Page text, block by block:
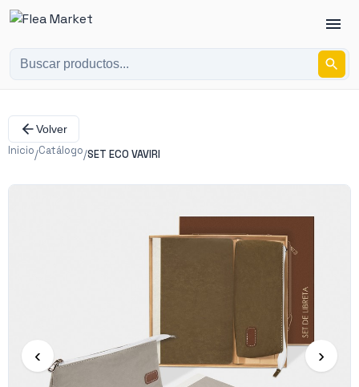
Volver
Inicio/Catálogo/SET ECO VAVIRI
‹ ›